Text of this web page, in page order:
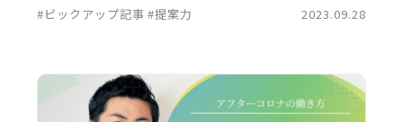
#ピックアップ記事 #提案力 2023.09.28